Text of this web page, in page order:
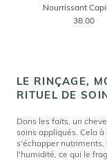
Nourrissant
38.00
LE RINÇAGE,
RITUEL DE
Dans les faits, un
soins appliqués. Cela
s'échapper nutriments,
l'humidité, ce qui le